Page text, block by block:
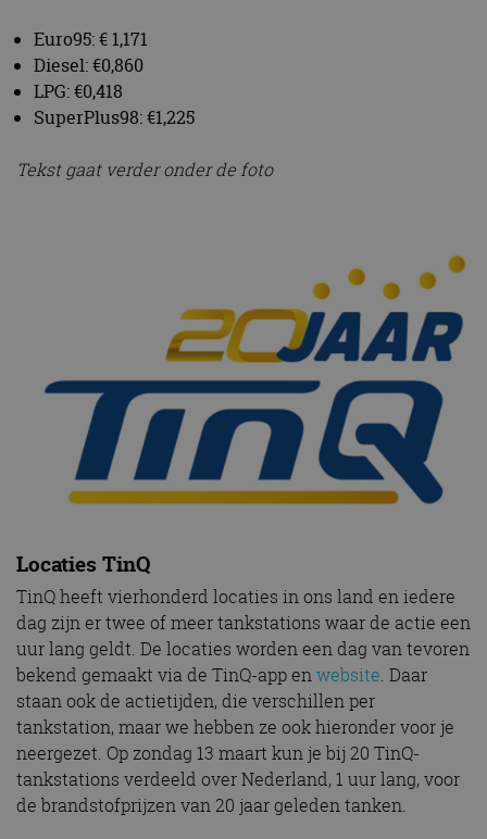
Euro95: € 1,171
Diesel: €0,860
LPG: €0,418
SuperPlus98: €1,225
Tekst gaat verder onder de foto
Locaties TinQ
TinQ heeft vierhonderd locaties in ons land en iedere
dag zijn er twee of meer tankstations waar de actie een
uur lang geldt. De locaties worden een dag van tevoren
bekend gemaakt via de TinQ-app enwebsite. Daar
staan ook de actietijden, die verschillen per
tankstation, maar we hebben ze ook hieronder voor je
neergezet. Op zondag 13 maart kun je bij 20 TinQ-
tankstations verdeeld over Nederland, 1 uur lang, voor
de brandstofprijzen van 20 jaar geleden tanken.